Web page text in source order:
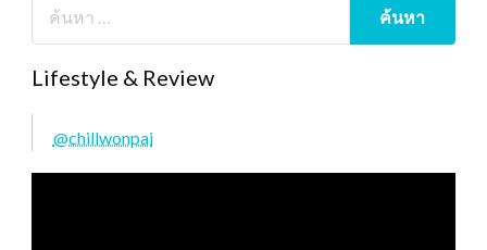
Lifestyle & Review
@chillwonpai